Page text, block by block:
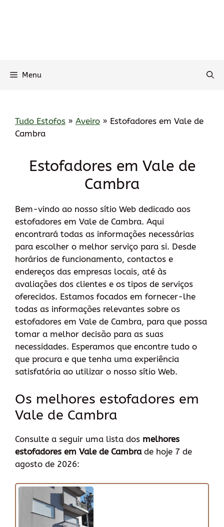
Menu
Tudo Estofos » Aveiro » Estofadores em Vale de
Cambra
Estofadores em Vale de
Cambra
Bem-vindo ao nosso sítio Web dedicado aos
estofadores em Vale de Cambra. Aqui
encontrará todas as informações necessárias
para escolher o melhor serviço para si. Desde
horários de funcionamento, contactos e
endereços das empresas locais, até às
avaliações dos clientes e os tipos de serviços
oferecidos. Estamos focados em fornecer-lhe
todas as informações relevantes sobre os
estofadores em Vale de Cambra, para que possa
tomar a melhor decisão para as suas
necessidades. Esperamos que encontre tudo o
que procura e que tenha uma experiência
satisfatória ao utilizar o nosso sítio Web.
Os melhores estofadores em
Vale de Cambra
Consulte a seguir uma lista dos melhores
estofadores em Vale de Cambrade hoje 7 de
agosto de 2026: